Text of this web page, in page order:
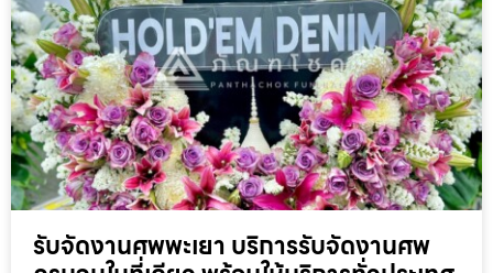
รับจัดงานศพพะเยา บริการรับจัดงานศพ